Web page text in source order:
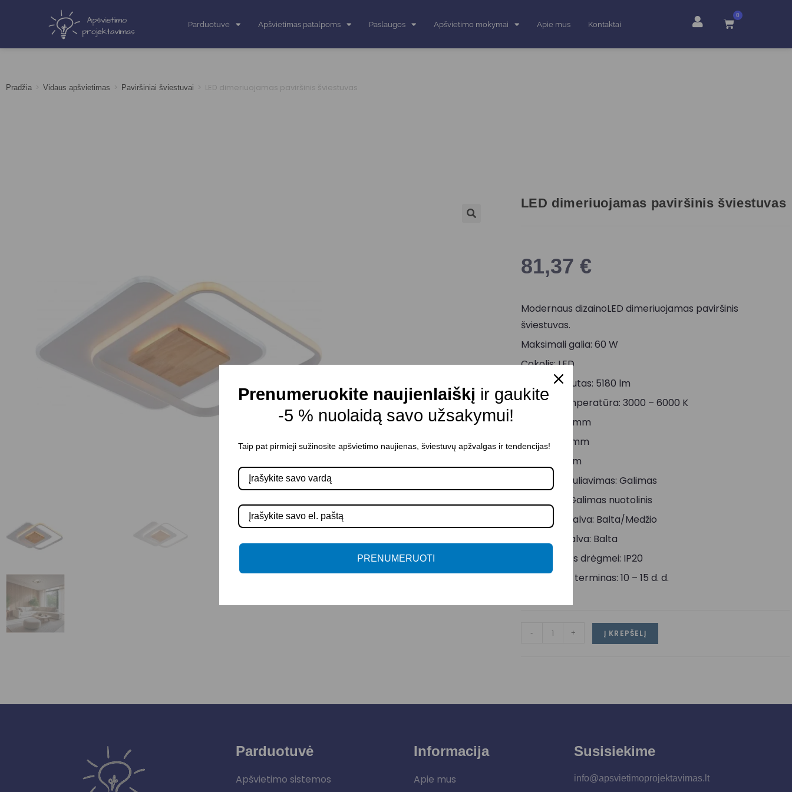
Parduotuvė Apšvietimas patalpoms Paslaugos Apšvietimo mokymai Apie mus Kontaktai
0
Pradžia > Vidaus apšvietimas > Paviršiniai šviestuvai > LED dimeriuojamas paviršinis šviestuvas
LED dimeriuojamas paviršinis šviestuvas
81,37 €
Modernaus dizainoLED dimeriuojamas paviršinis
šviestuvas.
Maksimali galia: 60 W
Cokolis: LED
Šviesos srautas: 5180 lm
Šviesos temperatūra: 3000 – 6000 K
Aukštis: 45 mm
Plotis: 450 mm
Ilgis: 450 mm
Šviesos reguliavimas: Galimas
Vadymas: Galimas nuotolinis
Korpuso spalva: Balta/Medžio
Gaubto spalva: Balta
Atsparumas drėgmei: IP20
Pristatymo terminas: 10 – 15 d. d.
- + Į KREPŠELĮ
Parduotuvė
Apšvietimo sistemos
Informacija
Apie mus
Susisiekime
info@apsvietimoprojektavimas.lt
Prenumeruokite naujienlaiškį ir gaukite
-5 % nuolaidą savo užsakymui!
Taip pat pirmieji sužinosite apšvietimo naujienas, šviestuvų apžvalgas ir tendencijas!
PRENUMERUOTI